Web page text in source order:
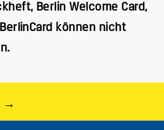
Berlin Welcome Card,
können nicht